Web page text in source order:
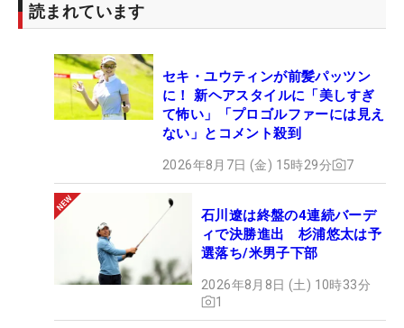
読まれています
セキ・ユウティンが前髪パッツン
に！ 新ヘアスタイルに「美しすぎ
て怖い」「プロゴルファーには見え
ない」とコメント殺到
2026年8月7日 (金) 15時29分 7
石川遼は終盤の4連続バーデ
ィで決勝進出 杉浦悠太は予
選落ち/米男子下部
2026年8月8日 (土) 10時33分
1